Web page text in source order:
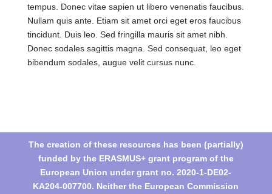
tempus. Donec vitae sapien ut libero venenatis faucibus.
Nullam quis ante. Etiam sit amet orci eget eros faucibus
tincidunt. Duis leo. Sed fringilla mauris sit amet nibh.
Donec sodales sagittis magna. Sed consequat, leo eget
bibendum sodales, augue velit cursus nunc.
The creation of these resources has been (partially)
funded by the ERASMUS+ grant program of the
European Union under grant no. 2020-1-DE02-
KA204-007700. Neither the European Commission